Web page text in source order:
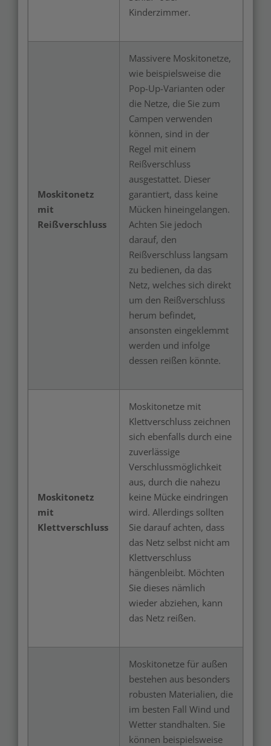
Kinderzimmer.
Moskitonetz
mit
Reißverschluss
Massivere Moskitonetze,
wie beispielsweise die
Pop-Up-Varianten oder
die Netze, die Sie zum
Campen verwenden
können, sind in der
Regel mit einem
Reißverschluss
ausgestattet. Dieser
garantiert, dass keine
Mücken hineingelangen.
Achten Sie jedoch
darauf, den
Reißverschluss langsam
zu bedienen, da das
Netz, welches sich direkt
um den Reißverschluss
herum befindet,
ansonsten eingeklemmt
werden und infolge
dessen reißen könnte.
Moskitonetz
mit
Klettverschluss
Moskitonetze mit
Klettverschluss zeichnen
sich ebenfalls durch eine
zuverlässige
Verschlussmöglichkeit
aus, durch die nahezu
keine Mücke eindringen
wird. Allerdings sollten
Sie darauf achten, dass
das Netz selbst nicht am
Klettverschluss
hängenbleibt. Möchten
Sie dieses nämlich
wieder abziehen, kann
das Netz reißen.
Moskitonetze für außen
bestehen aus besonders
robusten Materialien, die
im besten Fall Wind und
Wetter standhalten. Sie
können beispielsweise